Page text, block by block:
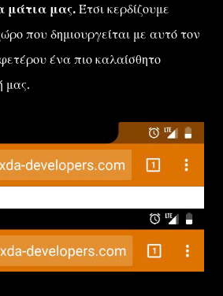
μάτια μας. Έτσι κερδίζουμε
που δημιουργείται με αυτό τον
ένα πιο καλαίσθητο
μας.